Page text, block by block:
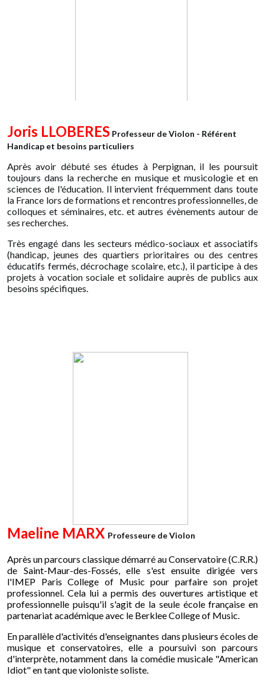
Joris LLOBERES Professeur de Violon - Référent
Handicap et besoins particuliers
Après avoir débuté ses études à Perpignan, il les poursuit
toujours dans la recherche en musique et musicologie et en
sciences de l'éducation. Il intervient fréquemment dans toute
la France lors de formations et rencontres professionnelles, de
colloques et séminaires, etc. et autres évènements autour de
ses recherches.
Très engagé dans les secteurs médico-sociaux et associatifs
(handicap, jeunes des quartiers prioritaires ou des centres
éducatifs fermés, décrochage scolaire, etc.), il participe à des
projets à vocation sociale et solidaire auprès de publics aux
besoins spécifiques.
Maeline MARX Professeure de Violon
Après un parcours classique démarré au Conservatoire (C.R.R.)
de Saint-Maur-des-Fossés, elle s'est ensuite dirigée vers
l'IMEP Paris College of Music pour parfaire son projet
professionnel. Cela lui a permis des ouvertures artistique et
professionnelle puisqu'il s'agit de la seule école française en
partenariat académique avec le Berklee College of Music.
En parallèle d'activités d'enseignantes dans plusieurs écoles de
musique et conservatoires, elle a poursuivi son parcours
d'interprète, notamment dans la comédie musicale "American
Idiot" en tant que violoniste soliste.